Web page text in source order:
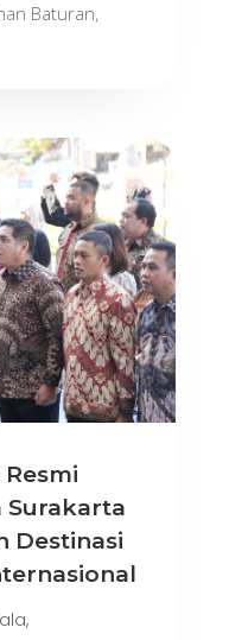
Baturan,
Surakarta
Destinasi
,